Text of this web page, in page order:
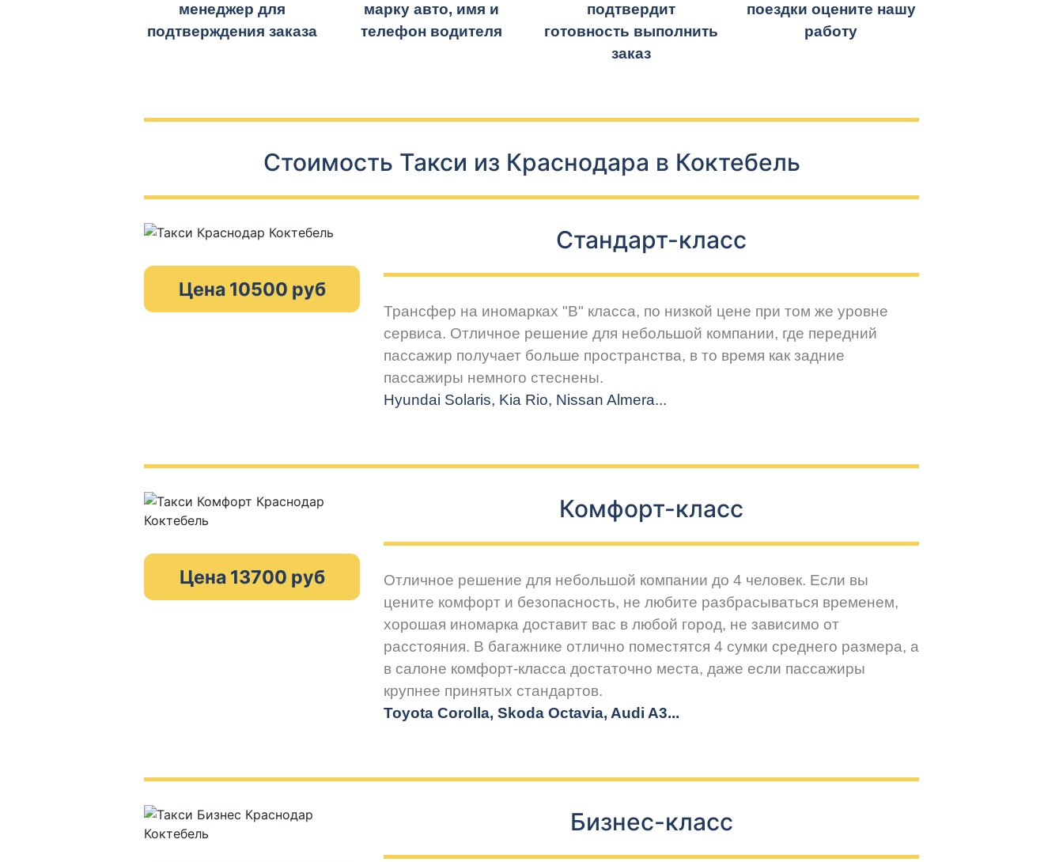
менеджер для
подтверждения заказа
марку авто, имя и
телефон водителя
подтвердит
готовность выполнить
заказ
поездки оцените нашу
работу
Стоимость Такси из Краснодара в Коктебель
Цена 10500 руб
Стандарт-класс
Трансфер на иномарках "В" класса, по низкой цене при том же уровне
сервиса. Отличное решение для небольшой компании, где передний
пассажир получает больше пространства, в то время как задние
пассажиры немного стеснены.
Hyundai Solaris, Kia Rio, Nissan Almera...
Цена 13700 руб
Комфорт-класс
Отличное решение для небольшой компании до 4 человек. Если вы
цените комфорт и безопасность, не любите разбрасываться временем,
хорошая иномарка доставит вас в любой город, не зависимо от
расстояния. В багажнике отлично поместятся 4 сумки среднего размера, а
в салоне комфорт-класса достаточно места, даже если пассажиры
крупнее принятых стандартов.
Toyota Corolla, Skoda Octavia, Audi A3...
Бизнес-класс